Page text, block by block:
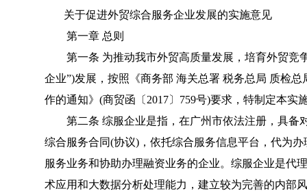
关于促进外贸综合服务企业发展的实施意见
第一章 总则
第一条 为推动我市外贸高质量发展，培育外贸竞
企业”)发展，按照《商务部 海关总署 税务总局 质检
作的通知》(商贸函〔2017〕759号)要求，特制定本实
第二条 综服企业是指，在广州市依法注册，具备
综合服务合同(协议)，依托综合服务信息平台，代为
服务业务和协助办理融资业务的企业。综服企业是代
术应用和大数据分析处理能力，建立较为完善的内部